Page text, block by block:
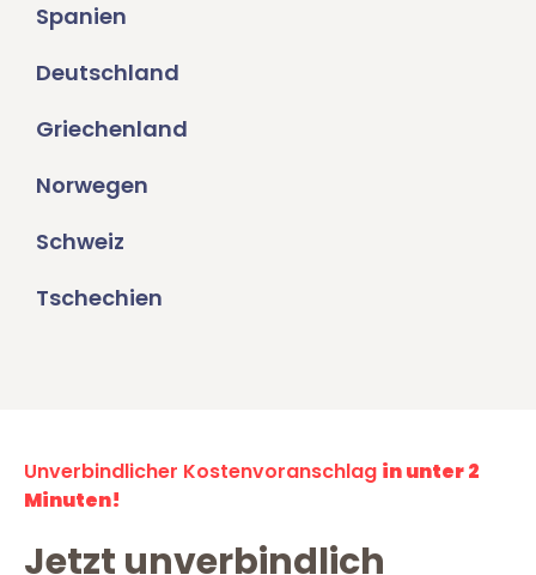
Spanien
Deutschland
Griechenland
Norwegen
Schweiz
Tschechien
Unverbindlicher Kostenvoranschlag in unter 2
Minuten!
Jetzt unverbindlich